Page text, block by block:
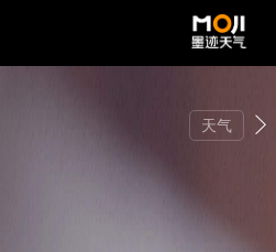
天气